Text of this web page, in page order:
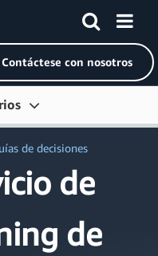
Contáctese con nosotros
de decisiones
de
de